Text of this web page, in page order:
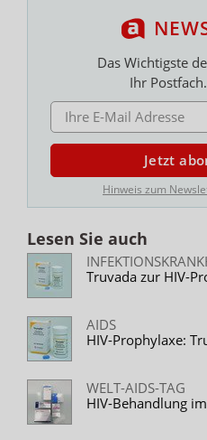
Das Wichtigste
Ihr
E-MAIL ADRESSE
Jetzt
Hinweis zum
Lesen Sie auch
Truvada zur HIV-
AIDS
HIV-Prophylaxe:
WELT-AIDS-TAG
HIV-Behandlung